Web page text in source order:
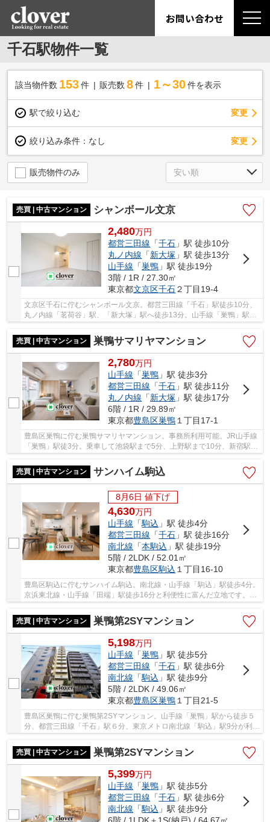
お問い合わせ
千石駅物件一覧
該当物件数 153件 販売数 8 件 1～30 件を表示
駅で絞り込む 変更
絞り込み条件： なし 変更
販売物件のみ
売買 | 中古マンション シャンボール文京
2,480万円
都営三田線 「千石 」駅 徒歩10分
丸ノ内線 「新大塚 」駅 徒歩13分
山手線 「巣鴨 」駅 徒歩19分
3階 / 1R / 27.30㎡
東京都文京区千石２丁目19-4
文京区千石に佇むシャンボール文京。都営三田線「千石」駅徒歩10分、
丸ノ内線「茗荷谷」駅、「新大塚」駅へ徒歩13分。山手線「巣鴨」駅へ
も徒歩圏内で利便性に富んだ立地。閑静な住宅...
売買 | 中古マンション
巣鴨サマリヤマンション
2,780万円
山手線 「巣鴨 」駅 徒歩3分
都営三田線 「千石 」駅 徒歩11分
丸ノ内線 「新大塚 」駅 徒歩17分
6階 / 1R / 29.89㎡
東京都豊島区巣鴨 １丁目17-1
豊島区巣鴨に佇む巣鴨サマリヤマンション。事務所利用可能。JR山手線
「巣鴨」駅徒3分。乗車して池袋駅まで5分、上野駅まで10分、新宿駅ま
で15分、東京駅まで20分。事務所利用可能。駅...
売買 | 中古マンション
サンハイム駒込
8月6日 値下げ
4,630万円
山手線 「駒込 」駅 徒歩4分
都営三田線 「千石 」駅 徒歩16分
南北線 「本駒込 」駅 徒歩19分
5階 / 2LDK / 52.01㎡
東京都豊島区駒込 １丁目16-10
豊島区駒込に佇むサンハイム駒込。南北線・山手線「駒込」駅徒歩4分。
京浜東北線・山手線「田端」駅徒歩16分と利便性に富んだ立地です。周
売買 | 中古マンション
巣鴨第2SYマンション
5,198万円
山手線 「巣鴨 」駅 徒歩5分
都営三田線 「千石 」駅 徒歩6分
南北線 「駒込 」駅 徒歩9分
5階 / 2LDK / 49.06㎡
東京都豊島区巣鴨 １丁目21-5
豊島区巣鴨に佇む巣鴨第2SYマンション。山手線「巣鴨」駅から徒歩５
分、都営三田線「千石」駅６分、東京メトロ南北線「駒込」駅9分が利用
売買 | 中古マンション
巣鴨第2SYマンション
5,399万円
山手線 「巣鴨 」駅 徒歩5分
都営三田線 「千石 」駅 徒歩6分
南北線 「駒込 」駅 徒歩9分